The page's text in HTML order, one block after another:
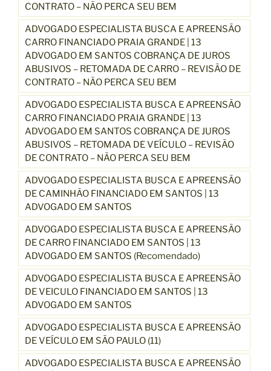
CONTRATO – NÃO PERCA SEU BEM
ADVOGADO ESPECIALISTA BUSCA E APREENSÃO
CARRO FINANCIADO PRAIA GRANDE | 13
ADVOGADO EM SANTOS COBRANÇA DE JUROS
ABUSIVOS – RETOMADA DE CARRO – REVISÃO DE
CONTRATO – NÃO PERCA SEU BEM
ADVOGADO ESPECIALISTA BUSCA E APREENSÃO
CARRO FINANCIADO PRAIA GRANDE | 13
ADVOGADO EM SANTOS COBRANÇA DE JUROS
ABUSIVOS – RETOMADA DE VEÍCULO – REVISÃO
DE CONTRATO – NÃO PERCA SEU BEM
ADVOGADO ESPECIALISTA BUSCA E APREENSÃO
DE CAMINHÃO FINANCIADO EM SANTOS | 13
ADVOGADO EM SANTOS
ADVOGADO ESPECIALISTA BUSCA E APREENSÃO
DE CARRO FINANCIADO EM SANTOS | 13
ADVOGADO EM SANTOS (Recomendado)
ADVOGADO ESPECIALISTA BUSCA E APREENSÃO
DE VEICULO FINANCIADO EM SANTOS | 13
ADVOGADO EM SANTOS
ADVOGADO ESPECIALISTA BUSCA E APREENSÃO
DE VEÍCULO EM SÃO PAULO (11)
ADVOGADO ESPECIALISTA BUSCA E APREENSÃO